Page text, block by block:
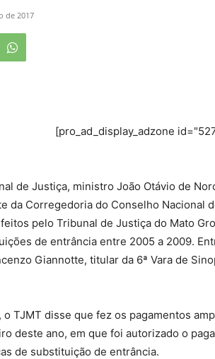
de 2017
[pro_ad_display_adzone
de Justiça, ministro João Otávio de
da Corregedoria do Conselho Nacional
pelo Tribunal de Justiça do Mato
de entrância entre 2005 a 2009.
Giannotte, titular da 6ª Vara de
o TJMT disse que fez os pagamentos
deste ano, em que foi autorizado o
de substituição de entrância.